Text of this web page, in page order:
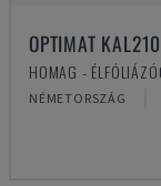
OPTIMAT
HOMAG -
NÉMETORSZÁG